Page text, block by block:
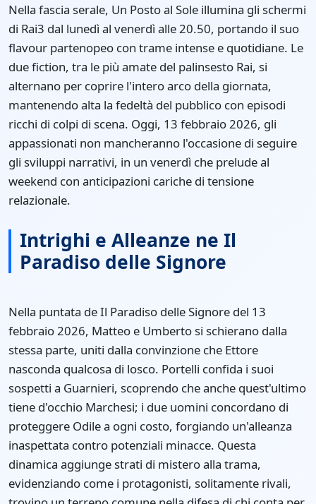
Nella fascia serale, Un Posto al Sole illumina gli schermi
di Rai3 dal lunedì al venerdì alle 20.50, portando il suo
flavour partenopeo con trame intense e quotidiane. Le
due fiction, tra le più amate del palinsesto Rai, si
alternano per coprire l'intero arco della giornata,
mantenendo alta la fedeltà del pubblico con episodi
ricchi di colpi di scena. Oggi, 13 febbraio 2026, gli
appassionati non mancheranno l'occasione di seguire
gli sviluppi narrativi, in un venerdì che prelude al
weekend con anticipazioni cariche di tensione
relazionale.
Intrighi e Alleanze ne Il
Paradiso delle Signore
Nella puntata de Il Paradiso delle Signore del 13
febbraio 2026, Matteo e Umberto si schierano dalla
stessa parte, uniti dalla convinzione che Ettore
nasconda qualcosa di losco. Portelli confida i suoi
sospetti a Guarnieri, scoprendo che anche quest'ultimo
tiene d'occhio Marchesi; i due uomini concordano di
proteggere Odile a ogni costo, forgiando un'alleanza
inaspettata contro potenziali minacce. Questa
dinamica aggiunge strati di mistero alla trama,
evidenziando come i protagonisti, solitamente rivali,